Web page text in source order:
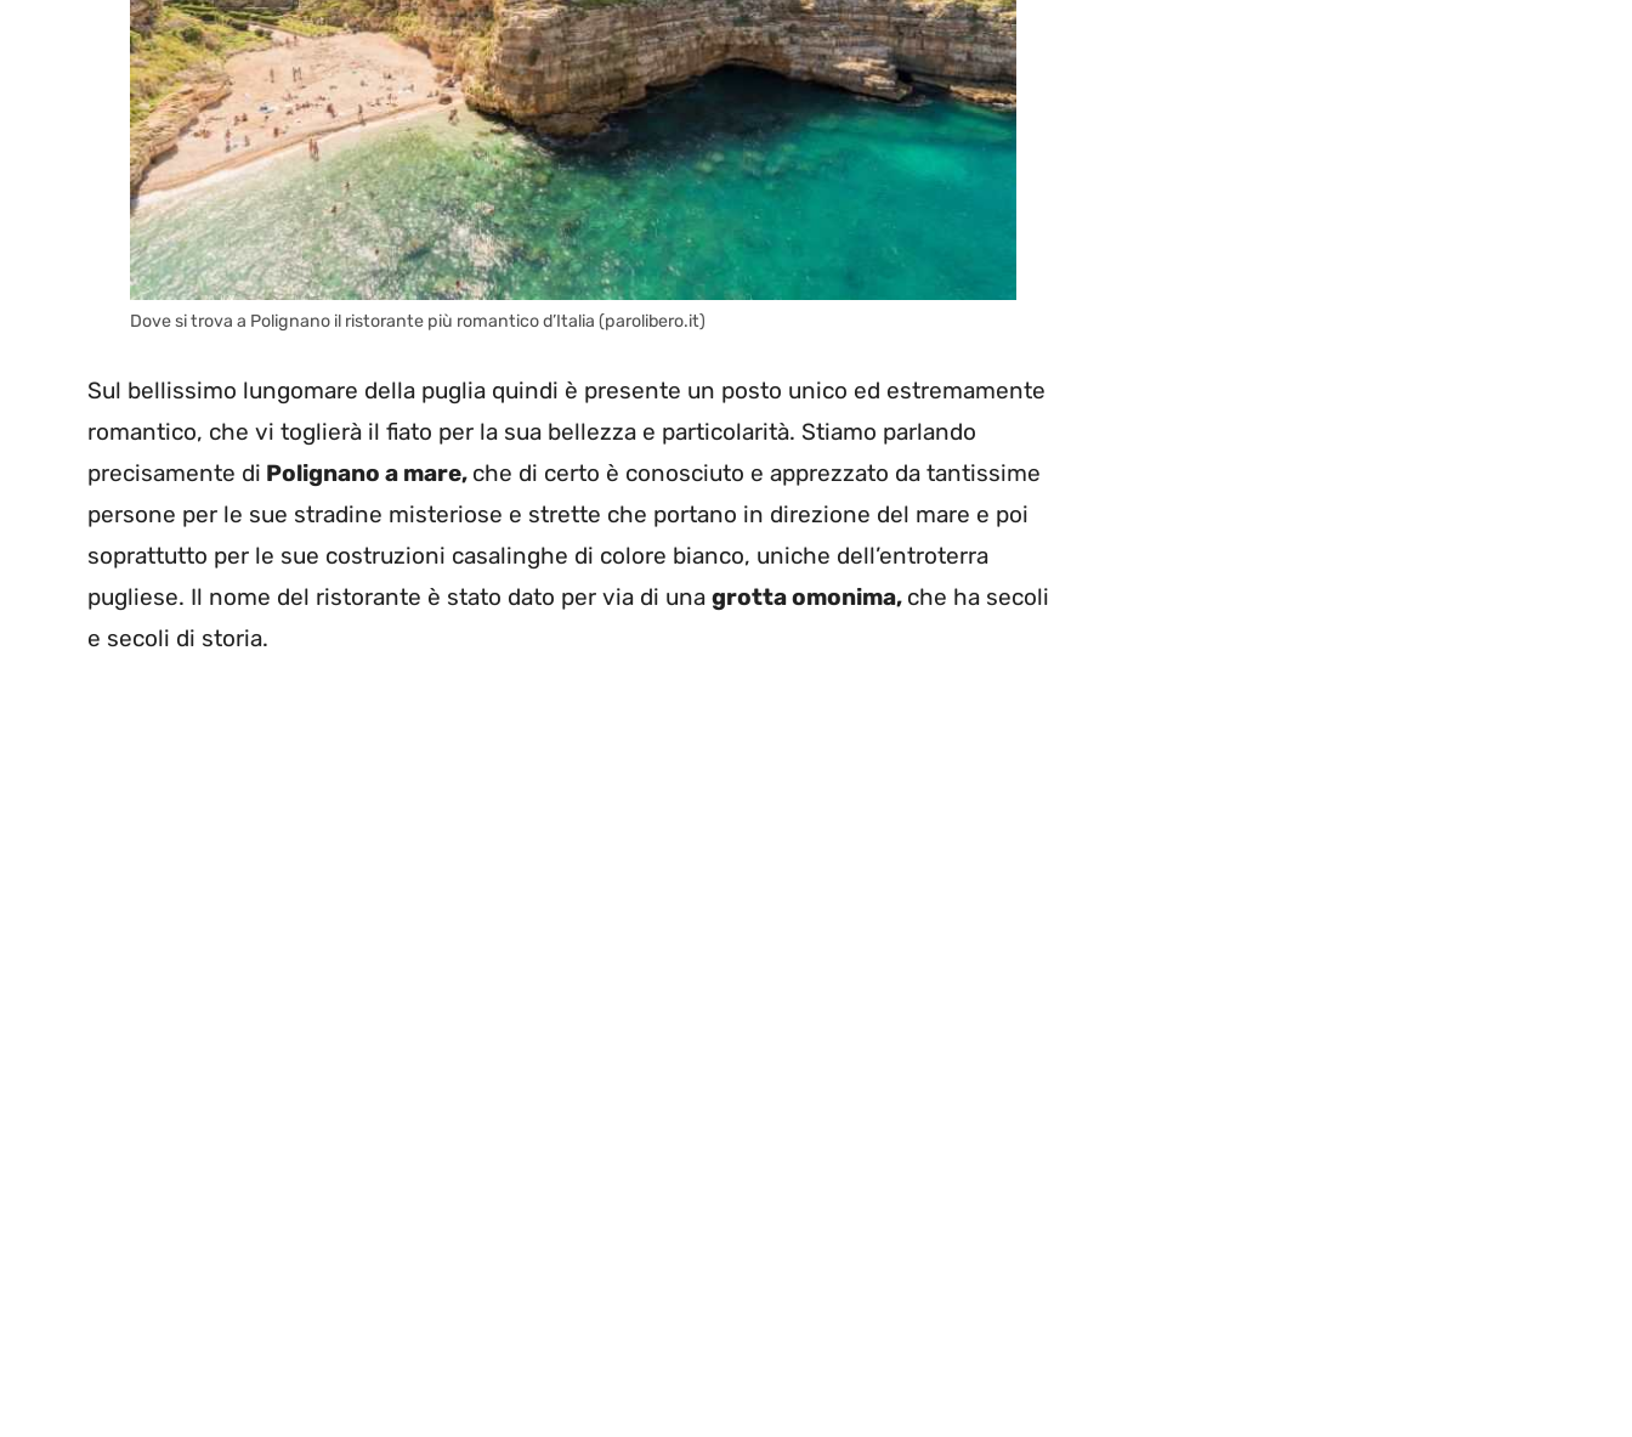
Dove si trova a Polignano il ristorante più romantico d’Italia (parolibero.it)
Sul bellissimo lungomare della puglia quindi è presente un posto unico ed estremamente
romantico, che vi toglierà il fiato per la sua bellezza e particolarità. Stiamo parlando
precisamente di Polignano a mare, che di certo è conosciuto e apprezzato da tantissime
persone per le sue stradine misteriose e strette che portano in direzione del mare e poi
soprattutto per le sue costruzioni casalinghe di colore bianco, uniche dell’entroterra
pugliese. Il nome del ristorante è stato dato per via di una grotta omonima, che ha secoli
e secoli di storia.